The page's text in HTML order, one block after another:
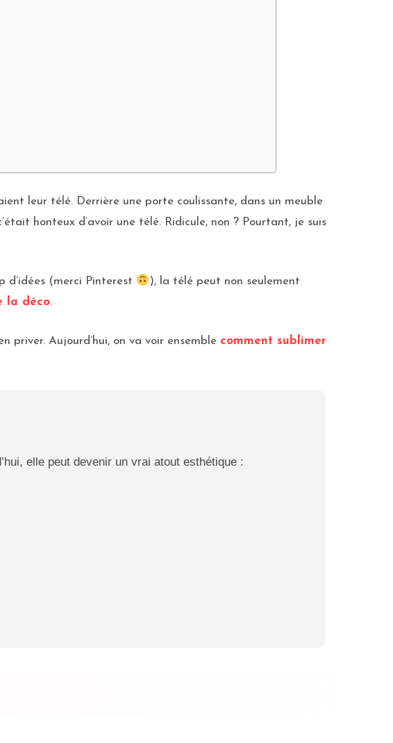
leur télé. Derrière une porte coulissante, dans un meuble
honteux d’avoir une télé. Ridicule, non ? Pourtant, je suis
d’idées (merci Pinterest
), la télé peut non seulement
la déco.
priver. Aujourd’hui, on va voir ensemble comment sublimer
elle peut devenir un vrai atout esthétique :